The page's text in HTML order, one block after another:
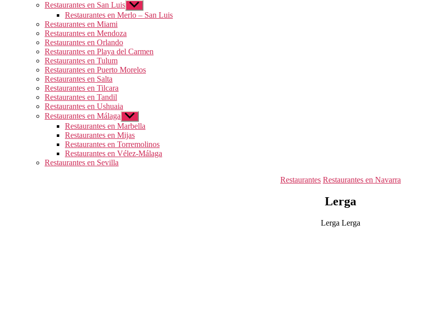
Restaurantes en San Luis Mostrar
el
submenú
Restaurantes en Merlo – San Luis
Restaurantes en Miami
Restaurantes en Mendoza
Restaurantes en Orlando
Restaurantes en Playa del Carmen
Restaurantes en Tulum
Restaurantes en Puerto Morelos
Restaurantes en Salta
Restaurantes en Tilcara
Restaurantes en Tandil
Restaurantes en Ushuaia
Restaurantes en Málaga Mostrar
el
submenú
Restaurantes en Marbella
Restaurantes en Mijas
Restaurantes en Torremolinos
Restaurantes en Vélez-Málaga
Restaurantes en Sevilla
Categorías
Restaurantes Restaurantes en Navarra
Lerga
Lerga Lerga